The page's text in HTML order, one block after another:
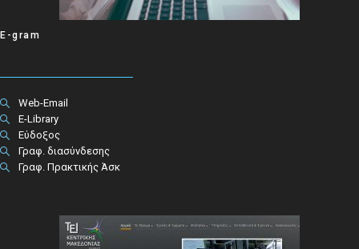
E-gram
Web-Email
E-Library
Εύδοξος
Γραφ. διασύνδεσης
Γραφ. Πρακτικής Άσκ